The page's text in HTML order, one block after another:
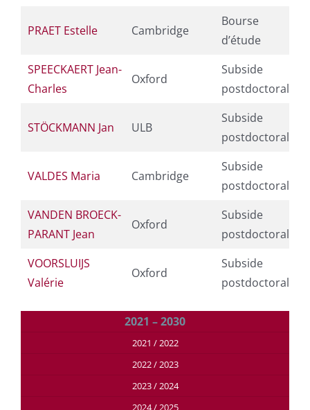
PRAET Estelle Cambridge
Bourse
d’étude
SPEECKAERT Jean-
Charles
Oxford
Subside
postdoctoral
STÖCKMANN Jan ULB
Subside
postdoctoral
VALDES Maria Cambridge
Subside
postdoctoral
VANDEN BROECK-
PARANT Jean
Oxford
Subside
postdoctoral
VOORSLUIJS
Valérie
Oxford
Subside
postdoctoral
2021 – 2030
2021 / 2022
2022 / 2023
2023 / 2024
2024 / 2025